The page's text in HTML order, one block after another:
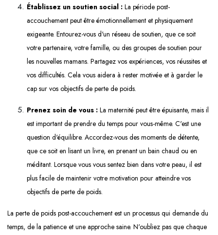
Établissez un soutien social : La période post-
accouchement peut être émotionnellement et physiquement
exigeante. Entourez-vous d'un réseau de soutien, que ce soit
votre partenaire, votre famille, ou des groupes de soutien pour
les nouvelles mamans. Partagez vos expériences, vos réussites et
vos difficultés. Cela vous aidera à rester motivée et à garder le
cap sur vos objectifs de perte de poids.
Prenez soin de vous : La maternité peut être épuisante, mais il
est important de prendre du temps pour vous-même. C'est une
question d'équilibre. Accordez-vous des moments de détente,
que ce soit en lisant un livre, en prenant un bain chaud ou en
méditant. Lorsque vous vous sentez bien dans votre peau, il est
plus facile de maintenir votre motivation pour atteindre vos
objectifs de perte de poids.
La perte de poids post-accouchement est un processus qui demande du
temps, de la patience et une approche saine. N'oubliez pas que chaque